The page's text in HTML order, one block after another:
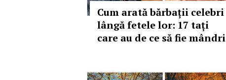
Cum arată bărbații celebri
lângă fetele lor: 17 tați
care au de ce să fie mândri